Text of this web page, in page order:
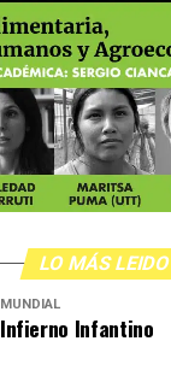
LO MÁS LEIDO
MUNDIAL
Infierno Infantino